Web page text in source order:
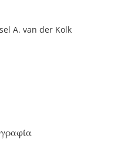
A. van der Kolk